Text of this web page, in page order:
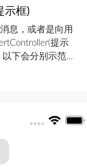
示框)
息，或者是向用
提示
下会分别示范
框登录提示框